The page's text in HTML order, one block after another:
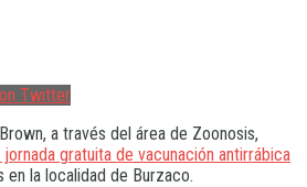
Twitter
a través del área de Zoonosis,
jornada gratuita de vacunación antirrábica
la localidad de Burzaco.